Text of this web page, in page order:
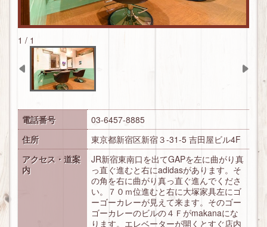
1 / 1
電話番号
03-6457-8885
住所
東京都新宿区新宿３-31-5 吉田屋ビル4F
アクセス・道案
内
JR新宿東南口を出てGAPを左に曲がり真
っ直ぐ進むと右にadidasがあります。そ
の角を右に曲がり真っ直ぐ進んでくださ
い。７０ｍ位進むと右に大塚家具左にゴ
ーゴーカレーが見えて来ます。そのゴー
ゴーカレーのビルの４Ｆがmakanaにな
ります。エレベーターが開くとすぐ店内